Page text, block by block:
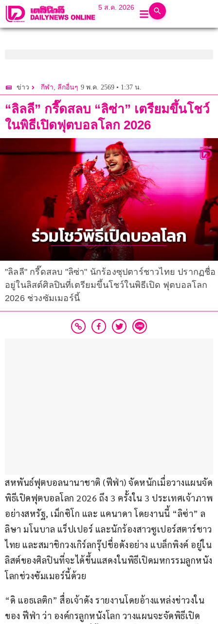
5 ส.ค. 2026
ข่าว กีฬา, ลีกอื่นๆ 9 พ.ค. 2569 • 1:37 น.
“ลิลลี” กรี๊ดสลบ “ลิซ่า” เตรียมขึ้นโชว์
ในพิธีเปิดฟุตบอลโลก 2026
"ลิลลี" กรี๊ดสลบ "ลิซ่า" นักร้องซุปตาร์ชาวไทย ปรากฏชื่อ
อยู่ในลิสต์ศิลปินที่เตรียมขึ้นโชว์ในพิธีเปิด ฟุตบอลโลก
2026 ช่วงซัมเมอร์นี้
สหพันธ์ฟุตบอลนานาชาติ (ฟีฟ่า) จัดหนักเมื่อวางแผนจัด
พิธีเปิดฟุตบอลโลก 2026 ถึง 3 ครั้งใน 3 ประเทศเจ้าภาพ
อย่างสหรัฐ, เม็กซิโก และ แคนาดา โดยงานนี้ “ลิซ่า” ล
ลิษา มโนบาล แร็ปเปอร์ และนักร้องสาวซูเปอร์สตาร์ชาว
ไทย และสมาชิกวงเกิร์ลกรุ๊ปชื่อดังอย่าง แบล็กพิงค์ อยู่ใน
ลิสต์ของศิลปินที่จะได้ขึ้นแสดงในพิธีเปิดมหกรรมลูกหนัง
โลกช่วงซัมเมอร์นี้ด้วย
“ดิ แอธเลติก” สื่อเจ้าดัง รายงานโดยอ้างแหล่งข่าวงใน
ของ ฟีฟ่า ว่า องค์กรลูกหนังโลก วางแผนจะจัดพิธีเปิด